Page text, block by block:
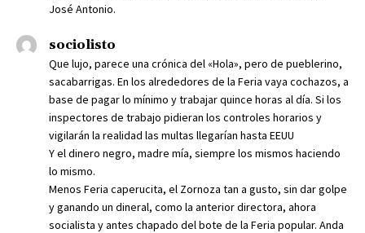
José Antonio.
sociolisto
Que lujo, parece una crónica del «Hola», pero de pueblerino,
sacabarrigas. En los alrededores de la Feria vaya cochazos, a
base de pagar lo mínimo y trabajar quince horas al día. Si los
inspectores de trabajo pidieran los controles horarios y
vigilarán la realidad las multas llegarían hasta EEUU
Y el dinero negro, madre mía, siempre los mismos haciendo
lo mismo.
Menos Feria caperucita, el Zornoza tan a gusto, sin dar golpe
y ganando un dineral, como la anterior directora, ahora
socialista y antes chapado del bote de la Feria popular. Anda